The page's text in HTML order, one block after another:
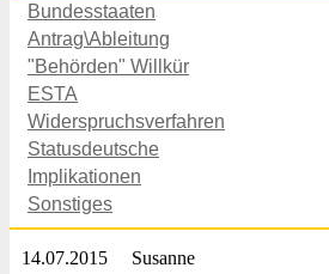
Bundesstaaten
Antrag\Ableitung
"Behörden" Willkür
ESTA
Widerspruchsverfahren
Statusdeutsche
Implikationen
Sonstiges
14.07.2015 Susanne